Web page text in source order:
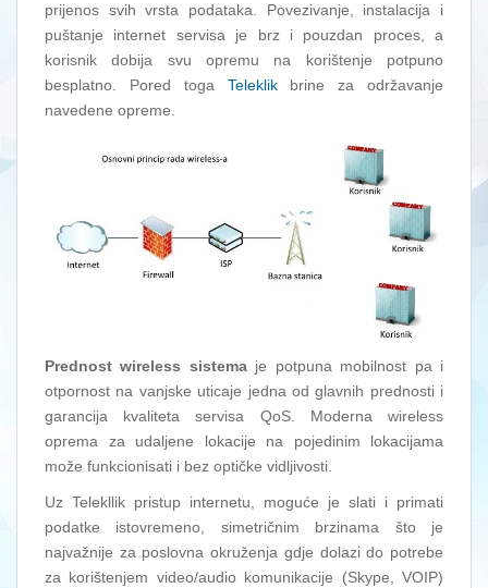
prijenos svih vrsta podataka. Povezivanje, instalacija i
puštanje internet servisa je brz i pouzdan proces, a
korisnik dobija svu opremu na korištenje potpuno
besplatno. Pored toga Teleklikbrine za održavanje
navedene opreme.
Prednost wireless sistemaje potpuna mobilnost pa i
otpornost na vanjske uticaje jedna od glavnih prednosti i
garancija kvaliteta servisa QoS. Moderna wireless
oprema za udaljene lokacije na pojedinim lokacijama
može funkcionisati i bez optičke vidljivosti.
Uz Telekllik pristup internetu, moguće je slati i primati
podatke istovremeno, simetričnim brzinama što je
najvažnije za poslovna okruženja gdje dolazi do potrebe
za korištenjem video/audio komunikacije (Skype, VOIP)